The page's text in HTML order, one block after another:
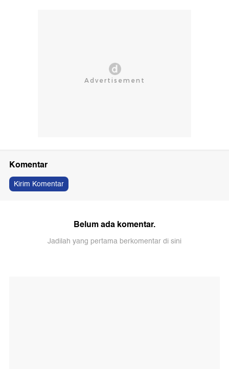
Komentar
Kirim Komentar
Belum ada komentar.
Jadilah yang pertama berkomentar di sini